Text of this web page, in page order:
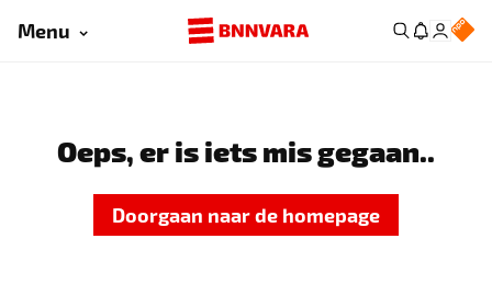
Menu
Oeps, er is iets mis gegaan..
Doorgaan naar de homepage